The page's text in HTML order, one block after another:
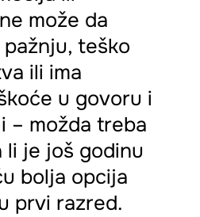
može da
teško
ili ima
u govoru i
– možda treba
li je još godinu
bolja opcija
prvi razred.